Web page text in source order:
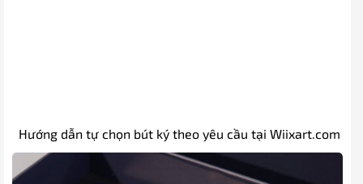
Hướng dẫn tự chọn bút ký theo yêu cầu tại Wiixart.com